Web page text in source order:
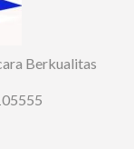
Berkualitas